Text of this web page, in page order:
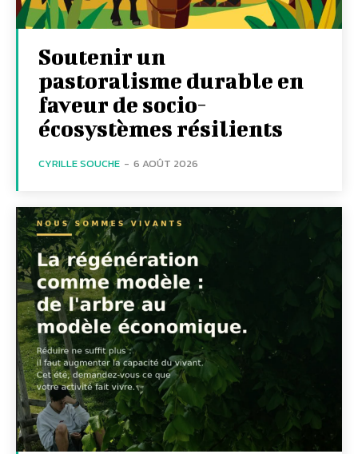
Soutenir un
pastoralisme durable en
faveur de socio-
écosystèmes résilients
CYRILLE SOUCHE - 6 AOÛT 2026